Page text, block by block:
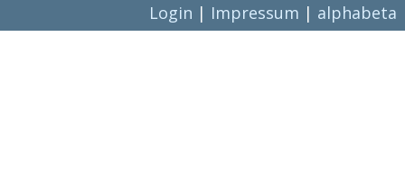
Login | Impressum | alphabeta